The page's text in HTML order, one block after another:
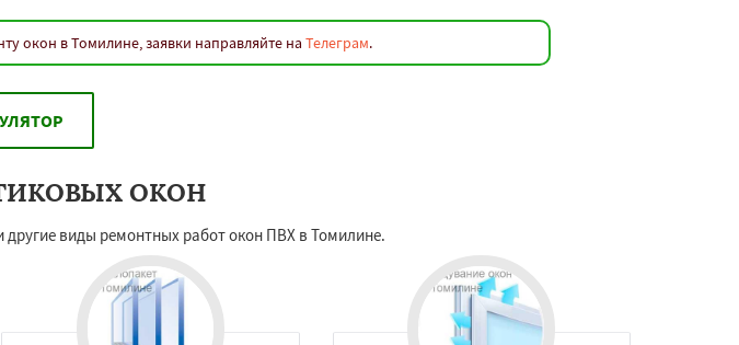
окон в Томилине, заявки направляйте на Телеграм.
ОКОН
виды ремонтных работ окон ПВХ в Томилине.